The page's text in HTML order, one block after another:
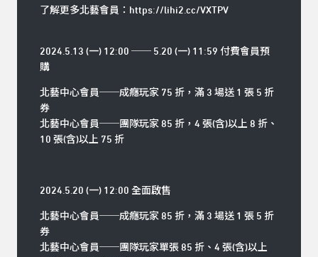
了解更多北藝會員： https://lihi2.cc/VXTPV
2024.5.13 (一) 12:00 ── 5.20 (一) 11:59 付費會員預
購
北藝中心會員──成癮玩家 75 折，滿 3 場送 1 張 5 折
券
北藝中心會員──團隊玩家 85 折，4 張(含)以上 8 折、
10 張(含)以上 75 折
2024.5.20 (一) 12:00 全面啟售
北藝中心會員──成癮玩家 85 折，滿 3 場送 1 張 5 折
券
北藝中心會員──團隊玩家單張 85 折、4 張(含)以上